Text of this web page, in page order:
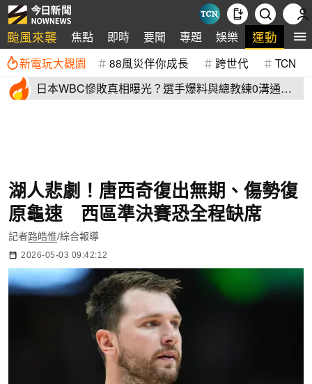
颱風來襲 焦點 即時 要聞 專題 娛樂 運動 全
新電玩大觀園 88風災伴你成長 跨世代 TCN
日本WBC慘敗真相曝光？選手爆料與總教練0溝通
湖人悲劇！唐西奇復出無期、傷勢復
原龜速 西區準決賽恐全程缺席
記者路皓惟/綜合報導
2026-05-03 09:42:12